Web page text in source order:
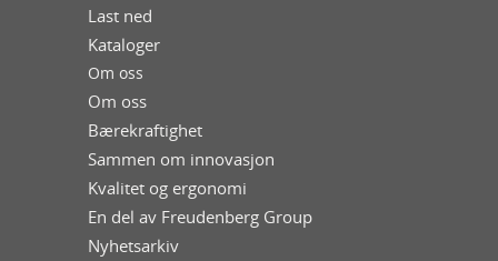
Last ned
Kataloger
Om oss
Om oss
Bærekraftighet
Sammen om innovasjon
Kvalitet og ergonomi
En del av Freudenberg Group
Nyhetsarkiv